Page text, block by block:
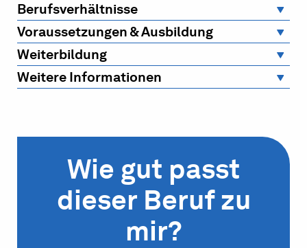
Berufsverhältnisse
Voraussetzungen & Ausbildung
Weiterbildung
Weitere Informationen
Wie gut passt
dieser Beruf zu
mir?